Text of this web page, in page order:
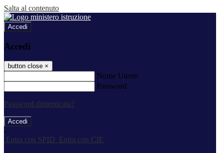
Salta al contenuto
Accedi
Accedi
button close ×
Nome Utente
Password
Password dimenticata?
-
Entra con SPID
Entra con CIE